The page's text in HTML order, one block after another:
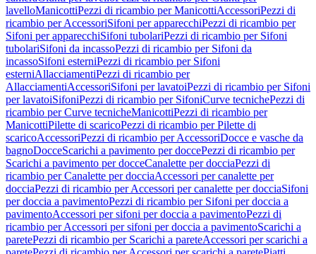
lavelloManicottiPezzi di ricambio per ManicottiAccessoriPezzi di
ricambio per AccessoriSifoni per apparecchiPezzi di ricambio per
Sifoni per apparecchiSifoni tubolariPezzi di ricambio per Sifoni
tubolariSifoni da incassoPezzi di ricambio per Sifoni da
incassoSifoni esterniPezzi di ricambio per Sifoni
esterniAllacciamentiPezzi di ricambio per
AllacciamentiAccessoriSifoni per lavatoiPezzi di ricambio per Sifoni
per lavatoiSifoniPezzi di ricambio per SifoniCurve tecnichePezzi di
ricambio per Curve tecnicheManicottiPezzi di ricambio per
ManicottiPilette di scaricoPezzi di ricambio per Pilette di
scaricoAccessoriPezzi di ricambio per AccessoriDocce e vasche da
bagnoDocceScarichi a pavimento per doccePezzi di ricambio per
Scarichi a pavimento per docceCanalette per docciaPezzi di
ricambio per Canalette per docciaAccessori per canalette per
docciaPezzi di ricambio per Accessori per canalette per docciaSifoni
per doccia a pavimentoPezzi di ricambio per Sifoni per doccia a
pavimentoAccessori per sifoni per doccia a pavimentoPezzi di
ricambio per Accessori per sifoni per doccia a pavimentoScarichi a
paretePezzi di ricambio per Scarichi a pareteAccessori per scarichi a